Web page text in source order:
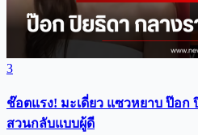
3
ช๊อตแรง! มะเดี่ยว แซวหยาบ ป๊อก
สวนกลับแบบผู้ดี